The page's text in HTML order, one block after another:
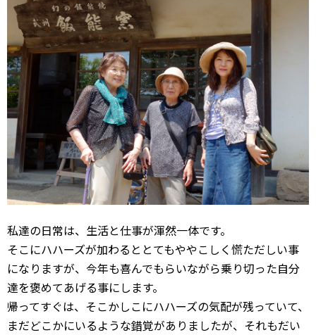
私達の日常は、生活と仕事が渾然一体です。
そこにハハーズが加わるととてもややこしく慌ただしい事
になりますが、今年も喜んでもらいながら乗り切った自分
達を褒めてあげる事にします。
帰ってすぐは、そこかしこにハハーズの気配が残っていて、
まだどこかにいるような錯覚がありましたが、それもだい